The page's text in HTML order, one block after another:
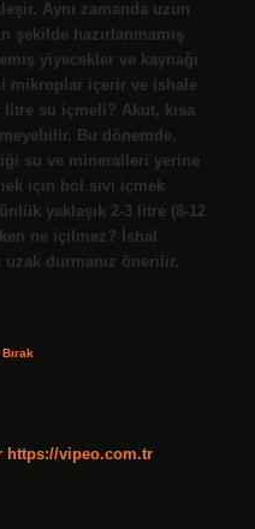
Aynı zamanda uzun
şekilde hazırlanmamış
yiyecekler ve kaynağı
mikroplar içerir ve ishale
su içmeli? Akut, kısa
Bu dönemde,
su ve mineralleri yerine
için bol sıvı içmek
yaklaşık 2-3 litre (8-12
ne içilmez? İshal
durmanız önerilir.
https://vipeo.com.tr